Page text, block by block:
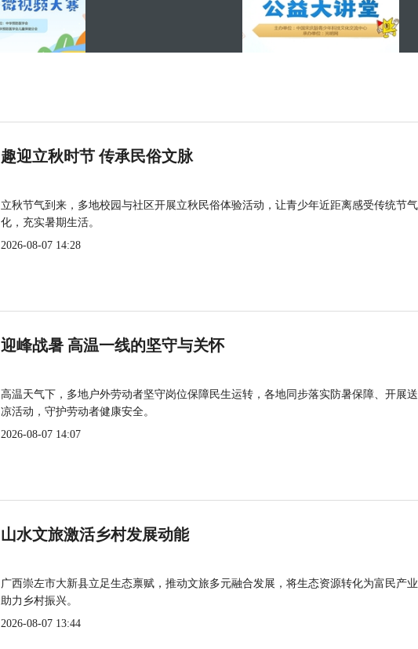
趣迎立秋时节 传承民俗文脉
立秋节气到来，多地校园与社区开展立秋民俗体验活动，让青少年近距离感受传统节
化，充实暑期生活。
2026-08-07 14:28
迎峰战暑 高温一线的坚守与关怀
高温天气下，多地户外劳动者坚守岗位保障民生运转，各地同步落实防暑保障、开展
凉活动，守护劳动者健康安全。
2026-08-07 14:07
山水文旅激活乡村发展动能
广西崇左市大新县立足生态禀赋，推动文旅多元融合发展，将生态资源转化为富民产
助力乡村振兴。
2026-08-07 13:44